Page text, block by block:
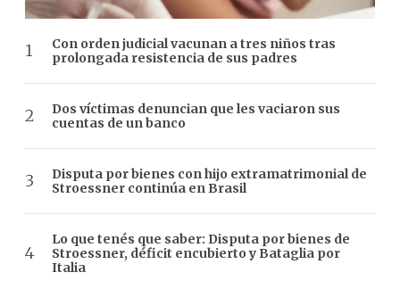
Con orden judicial vacunan a tres niños tras
prolongada resistencia de sus padres
Dos víctimas denuncian que les vaciaron sus
cuentas de un banco
Disputa por bienes con hijo extramatrimonial de
Stroessner continúa en Brasil
Lo que tenés que saber: Disputa por bienes de
Stroessner, déficit encubierto y Bataglia por
Italia